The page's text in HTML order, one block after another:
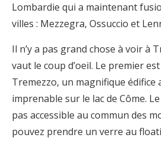
Lombardie qui a maintenant
villes : Mezzegra, Ossuccio et
Il n’y a pas grand chose à voir à
vaut le coup d’oeil. Le premier
Tremezzo, un magnifique édifice
imprenable sur le lac de Côme.
pas accessible au commun des
pouvez prendre un verre au